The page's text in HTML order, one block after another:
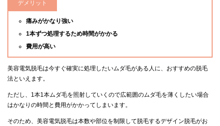
デメリット
痛みがかなり強い
1本ずつ処理するため時間がかかる
費用が高い
美容電気脱毛は今すぐ確実に処理したいムダ毛がある人に、おすすめの脱毛
法といえます。
ただし、1本1本ムダ毛を照射していくので広範囲のムダ毛を薄くしたい場合
はかなりの時間と費用がかかってしまいます。
そのため、美容電気脱毛は本数や部位を制限して脱毛するデザイン脱毛がお